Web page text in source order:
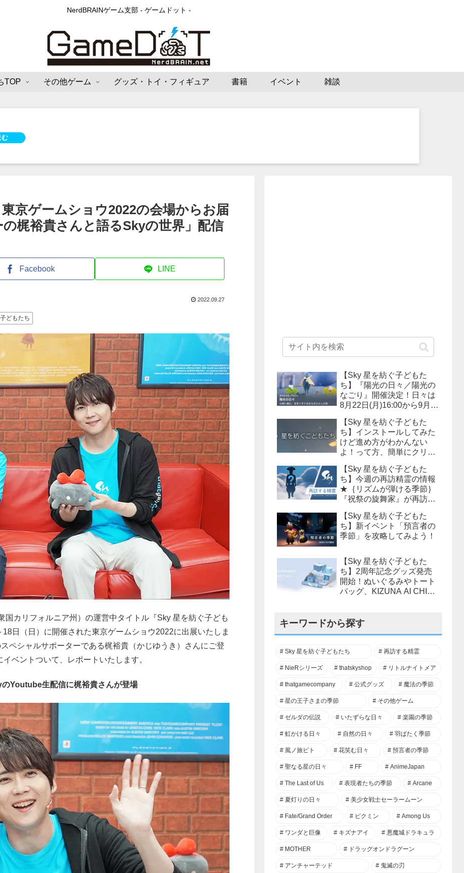
NerdBRAINゲーム支部 - ゲームドット -
TOP その他ゲーム グッズ・トイ・フィギュア 書籍 イベント 雑談
京ゲームショウ2022の会場からお届
梶裕貴さんと語るSkyの世界」配信
Facebook LINE
2022.09.27
どもたち
国カリフォルニア州）の運営中タイトル『Sky 星を紡ぐ子ども
日（日）に開催された東京ゲームショウ2022に出展いたしま
ペシャルサポーターである梶裕貴（かじゆうき）さんにご登
ベントついて、レポートいたします。
Youtube生配信に梶裕貴さんが登場
【Sky 星を紡ぐ子どもた
ち】『陽光の日々／陽光の
なごり』開催決定！日々は
8月22日(月)16:00から9月12
9月26日(月)16:00より10月
17日(月)15:59まで！
【Sky 星を紡ぐ子どもた
ち】インストールしてみた
けど進め方がわかんない
よ！って方、簡単にクリア
【Sky 星を紡ぐ子どもた
ち】今週の再訪精霊の情報
★｛リズムが弾ける季節｝
『祝祭の旋舞家』が再訪！
18日(月)15:59まで！必要な
キャンドル数は？？
【Sky 星を紡ぐ子どもた
ち】新イベント「預言者の
季節」を攻略してみよう！
【Sky 星を紡ぐ子どもた
ち】2周年記念グッズ発売
開始！ぬいぐるみやトート
バッグ、KIZUNA AI CHINA
キーワードから探す
Sky 星を紡ぐ子どもたち 再訪する精霊
NieRシリーズ thatskyshop リトルナイトメア
thatgamecompany 公式グッズ 魔法の季節
星の王子さまの季節 その他ゲーム
ゼルダの伝説 いたずらな日々 楽園の季節
虹かける日々 自然の日々 羽ばたく季節
風ノ旅ビト 花笑む日々 預言者の季節
聖なる星の日々 FF AnimeJapan
The Last of Us 表現者たちの季節 Arcane
夏灯りの日々 美少女戦士セーラームーン
Fate/Grand Order ピクミン Among Us
ワンダと巨像 キズナアイ 悪魔城ドラキュラ
MOTHER ドラッグオンドラグーン
アンチャーテッド 鬼滅の刃